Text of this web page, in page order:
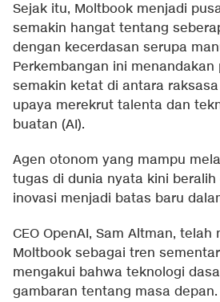
Sejak itu, Moltbook menjadi
semakin hangat tentang
dengan kecerdasan serupa
Perkembangan ini
semakin ketat di antara
upaya merekrut talenta dan
buatan (AI).
Agen otonom yang mampu
tugas di dunia nyata kini
inovasi menjadi batas baru
CEO OpenAI, Sam Altman, telah
Moltbook sebagai tren
mengakui bahwa teknologi
gambaran tentang masa depan.